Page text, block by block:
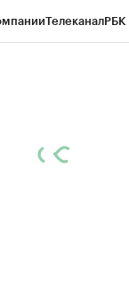
ТелеканалРБК